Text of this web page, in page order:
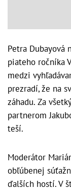
Petra Dubayová
piateho ročníka
medzi
prezradí, že na
záhadu. Za
partnerom
teší.
Moderátor
obľúbenej
ďalších hostí. V